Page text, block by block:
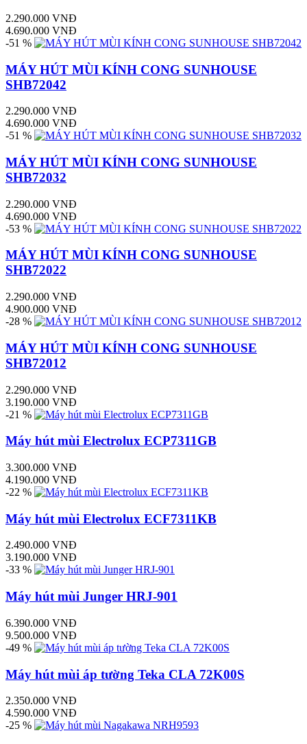
2.290.000 VNĐ
4.690.000 VNĐ
-51 %
MÁY HÚT MÙI KÍNH CONG SUNHOUSE
SHB72042
2.290.000 VNĐ
4.690.000 VNĐ
-51 %
MÁY HÚT MÙI KÍNH CONG SUNHOUSE
SHB72032
2.290.000 VNĐ
4.690.000 VNĐ
-53 %
MÁY HÚT MÙI KÍNH CONG SUNHOUSE
SHB72022
2.290.000 VNĐ
4.900.000 VNĐ
-28 %
MÁY HÚT MÙI KÍNH CONG SUNHOUSE
SHB72012
2.290.000 VNĐ
3.190.000 VNĐ
-21 %
Máy hút mùi Electrolux ECP7311GB
3.300.000 VNĐ
4.190.000 VNĐ
-22 %
Máy hút mùi Electrolux ECF7311KB
2.490.000 VNĐ
3.190.000 VNĐ
-33 %
Máy hút mùi Junger HRJ-901
6.390.000 VNĐ
9.500.000 VNĐ
-49 %
Máy hút mùi áp tường Teka CLA 72K00S
2.350.000 VNĐ
4.590.000 VNĐ
-25 %